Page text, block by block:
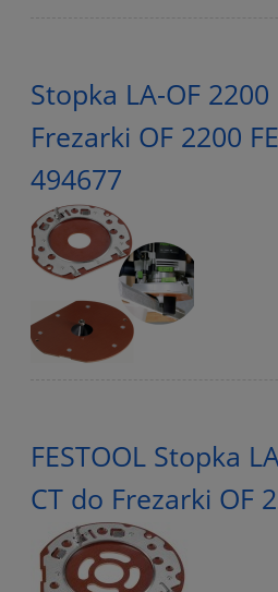
Stopka LA-OF
Frezarki OF 2200
494677
FESTOOL Stopka
CT do Frezarki OF